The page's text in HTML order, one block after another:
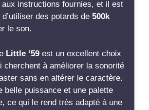
Voir tous les avis